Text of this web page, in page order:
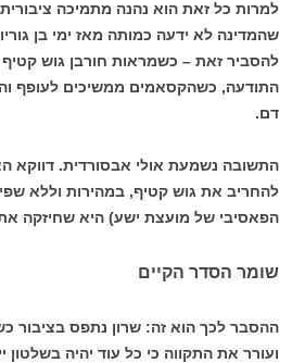
למרות כל זאת הוא נהנה מתמיכה
שהמדינה לא ידעה כמותה מאז ימי בן
להסביר זאת – כשמראות חורבן גוש
התודעה, כשהקסאמים ממשיכים לעופף
דם.
התשובה נשמעת אולי אבסורדית. דווקא
להחריב את גוש קטיף, במהירות וללא
הפאסיבי של מועצת ישע) היא שחיזקה
שומר הסדר הקיים
ההסבר לכך הוא זה: שרון נתפס בציבור
ועורר את התקווה כי כל עוד יהיה בשלטון